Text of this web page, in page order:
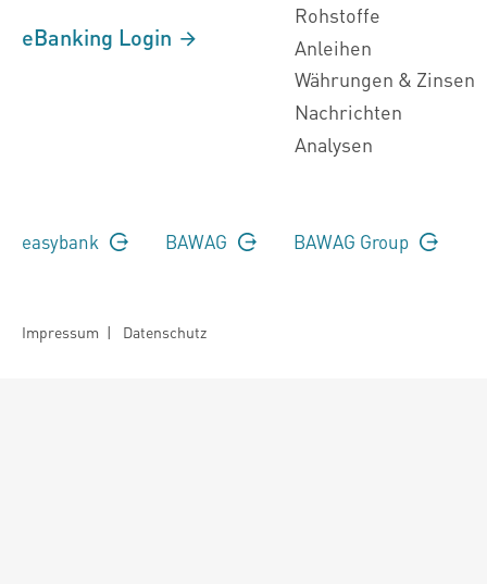
eBanking Login
Rohstoffe
Anleihen
Währungen & Zinsen
Nachrichten
Analysen
easybank BAWAG BAWAG Group
Impressum | Datenschutz